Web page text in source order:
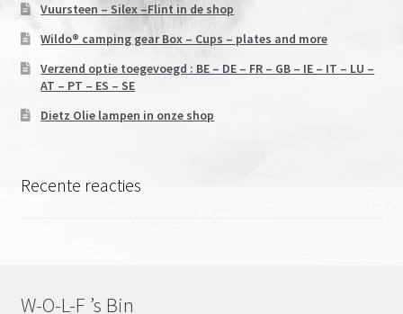
Vuursteen – Silex –Flint in de shop
Wildo® camping gear Box – Cups – plates and more
Verzend optie toegevoegd : BE – DE – FR – GB – IE – IT – LU –
AT – PT – ES – SE
Dietz Olie lampen in onze shop
Recente reacties
W-O-L-F ’s Bin